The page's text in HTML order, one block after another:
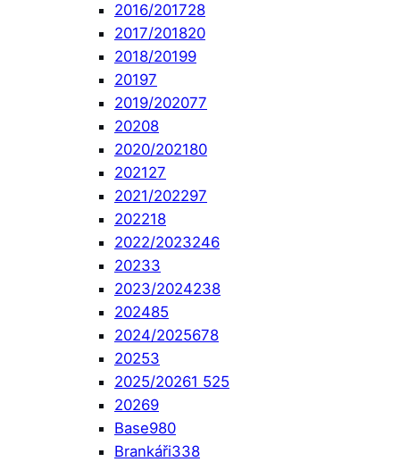
2016/201728
2017/201820
2018/20199
20197
2019/202077
20208
2020/202180
202127
2021/202297
202218
2022/2023246
20233
2023/2024238
202485
2024/2025678
20253
2025/20261 525
20269
Base980
Brankáři338